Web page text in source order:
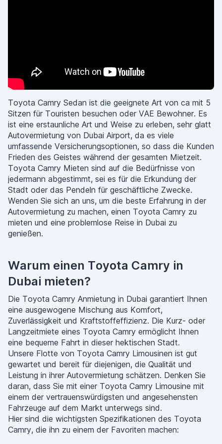
Toyota Camry Sedan ist die geeignete Art von ca mit 5
Sitzen für Touristen besuchen oder VAE Bewohner. Es
ist eine erstaunliche Art und Weise zu erleben, sehr glatt
Autovermietung von Dubai Airport, da es viele
umfassende Versicherungsoptionen, so dass die Kunden
Frieden des Geistes während der gesamten Mietzeit.
Toyota Camry Mieten sind auf die Bedürfnisse von
jedermann abgestimmt, sei es für die Erkundung der
Stadt oder das Pendeln für geschäftliche Zwecke.
Wenden Sie sich an uns, um die beste Erfahrung in der
Autovermietung zu machen, einen Toyota Camry zu
mieten und eine problemlose Reise in Dubai zu
genießen.
Warum einen Toyota Camry in
Dubai mieten?
Die Toyota Camry Anmietung in Dubai garantiert Ihnen
eine ausgewogene Mischung aus Komfort,
Zuverlässigkeit und Kraftstoffeffizienz. Die Kurz- oder
Langzeitmiete eines Toyota Camry ermöglicht Ihnen
eine bequeme Fahrt in dieser hektischen Stadt.
Unsere Flotte von Toyota Camry Limousinen ist gut
gewartet und bereit für diejenigen, die Qualität und
Leistung in ihrer Autovermietung schätzen. Denken Sie
daran, dass Sie mit einer Toyota Camry Limousine mit
einem der vertrauenswürdigsten und angesehensten
Fahrzeuge auf dem Markt unterwegs sind.
Hier sind die wichtigsten Spezifikationen des Toyota
Camry, die ihn zu einem der Favoriten machen: